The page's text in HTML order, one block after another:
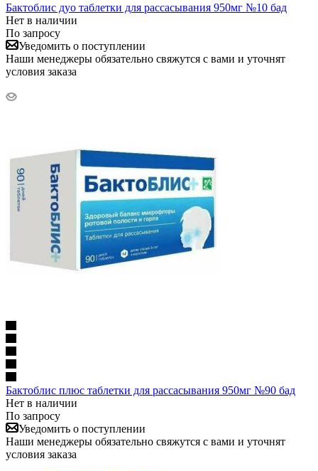
Бактоблис дуо таблетки для рассасывания 950мг №10 бад
Нет в наличии
По запросу
Уведомить о поступлении
Наши менеджеры обязательно свяжутся с вами и уточнят
условия заказа
Бактоблис плюс таблетки для рассасывания 950мг №90 бад
Нет в наличии
По запросу
Уведомить о поступлении
Наши менеджеры обязательно свяжутся с вами и уточнят
условия заказа